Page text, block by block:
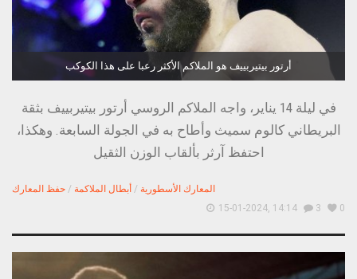
أرتور بيتيربييف هو الملاكم الأكثر رعبا على هذا الكوكب
في ليلة 14 يناير، واجه الملاكم الروسي أرتور بيتيربييف بثقة
البريطاني كالوم سميث وأطاح به في الجولة السابعة. وهكذا،
احتفظ آرثر بألقاب الوزن الثقيل
المعارك الأسطورية / أبطال الملاكمة / حفظ المعارك
15-01-2024, 14:14
3 0